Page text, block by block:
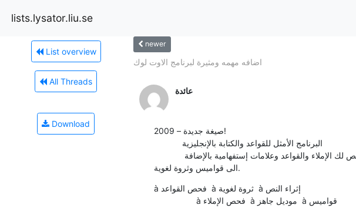
lists.lysator.liu.se
List overview
All Threads
Download
newer
اضافه مهمه ومثيرة لبرنامج الاوت لوك
عائدة
صيغة جديدة – 2009!
الى قواميس وثروة لغوية.
à فحص القواعد  à ثروة لغوية  à إثراء النص
                  à فحص الإملاء  à موديل جاهز  à قواميس